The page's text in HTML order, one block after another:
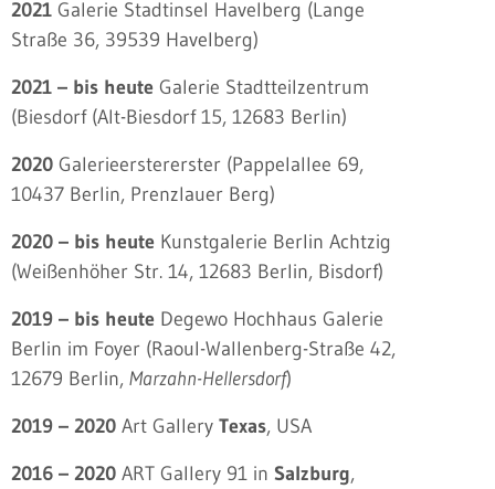
2021 Galerie Stadtinsel Havelberg (Lange
Straße 36, 39539 Havelberg)
2021 – bis heute Galerie Stadtteilzentrum
(Biesdorf (Alt-Biesdorf 15, 12683 Berlin)
2020 Galerieerstererster (Pappelallee 69,
10437 Berlin, Prenzlauer Berg)
2020 – bis heute Kunstgalerie Berlin Achtzig
(Weißenhöher Str. 14, 12683 Berlin, Bisdorf)
2019 – bis heute Degewo Hochhaus Galerie
Berlin im Foyer (Raoul-Wallenberg-Straße 42,
12679 Berlin, Marzahn-Hellersdorf)
2019 – 2020 Art Gallery Texas, USA
2016 – 2020 ART Gallery 91 in Salzburg,